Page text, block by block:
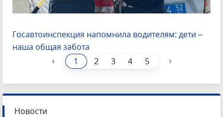
Госавтоинспекция напомнила водителям: дети –
наша общая забота
‹ 1 2 3 4 5 ›
Новости